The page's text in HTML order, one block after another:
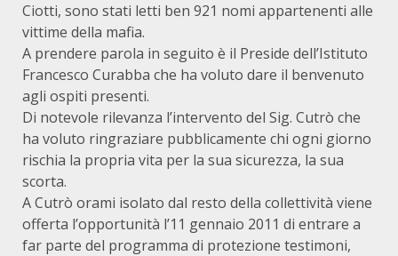
Ciotti, sono stati letti ben 921 nomi appartenenti alle
vittime della mafia.
A prendere parola in seguito è il Preside dell’Istituto
Francesco Curabba che ha voluto dare il benvenuto
agli ospiti presenti.
Di notevole rilevanza l’intervento del Sig. Cutrò che
ha voluto ringraziare pubblicamente chi ogni giorno
rischia la propria vita per la sua sicurezza, la sua
scorta.
A Cutrò orami isolato dal resto della collettività viene
offerta l’opportunità l’11 gennaio 2011 di entrare a
far parte del programma di protezione testimoni,